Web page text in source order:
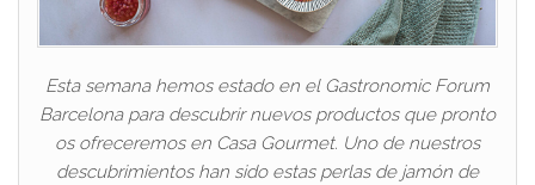
Esta semana hemos estado en el Gastronomic Forum
Barcelona para descubrir nuevos productos que pronto
os ofreceremos en Casa Gourmet. Uno de nuestros
descubrimientos han sido estas perlas de jamón de